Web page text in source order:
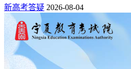
新高考答疑 2026-08-04